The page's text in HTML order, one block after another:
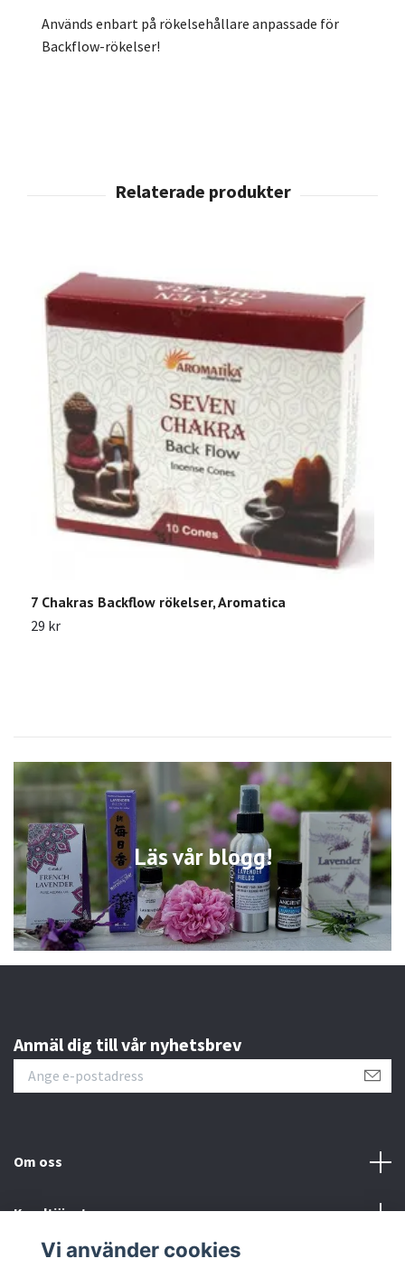
Läs vår blogg!
Används enbart på rökelsehållare anpassade för
Backflow-rökelser!
7 Chakras Backflow rökelser, Aromatica
29 kr
Anmäl dig till vår nyhetsbrev
Om oss
Kundtjänst
Vi använder cookies